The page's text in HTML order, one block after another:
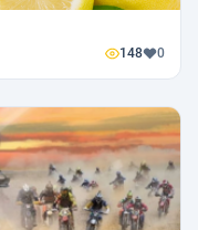
148 0